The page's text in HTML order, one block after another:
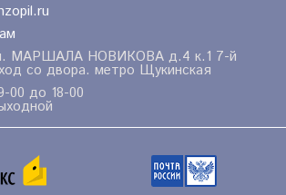
МАРШАЛА НОВИКОВА д.4 к.1 7-й
со двора. метро Щукинская
до 18-00